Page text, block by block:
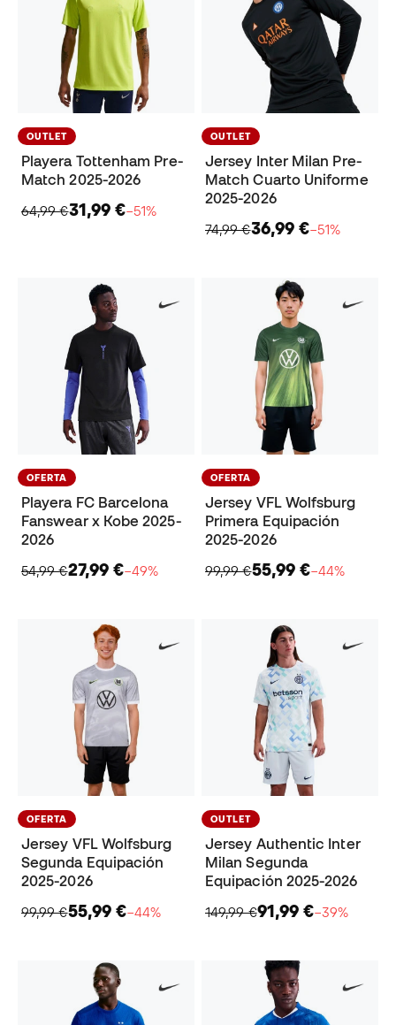
OUTLET
Playera Tottenham Pre-
Match 2025-2026
64,99 €31,99 €−51%
OUTLET
Jersey Inter Milan Pre-
Match Cuarto Uniforme
2025-2026
74,99 €36,99 €−51%
OFERTA
Playera FC Barcelona
Fanswear x Kobe 2025-
2026
54,99 €27,99 €−49%
OFERTA
Jersey VFL Wolfsburg
Primera Equipación
2025-2026
99,99 €55,99 €−44%
OFERTA
Jersey VFL Wolfsburg
Segunda Equipación
2025-2026
99,99 €55,99 €−44%
OUTLET
Jersey Authentic Inter
Milan Segunda
Equipación 2025-2026
149,99 €91,99 €−39%